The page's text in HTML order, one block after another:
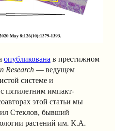
опубликована в престижном
Research — ведущем
системе и
пятилетним импакт-
этой статьи мы
Стеклов, бывший
растений им. К.А.